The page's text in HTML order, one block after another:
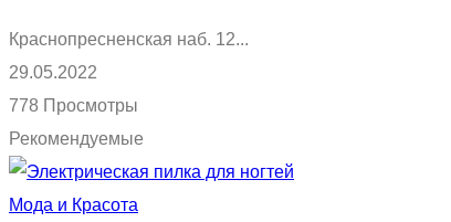
Краснопресненская наб. 12...
29.05.2022
778 Просмотры
Рекомендуемые
Мода и Красота